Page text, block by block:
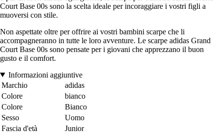
Court Base 00s sono la scelta ideale per incoraggiare i vostri figli a
muoversi con stile.
Non aspettate oltre per offrire ai vostri bambini scarpe che li
accompagneranno in tutte le loro avventure. Le scarpe adidas Grand
Court Base 00s sono pensate per i giovani che apprezzano il buon
gusto e il comfort.
Informazioni aggiuntive
Marchio
adidas
Colore
bianco
Colore
Bianco
Sesso
Uomo
Fascia d'età
Junior